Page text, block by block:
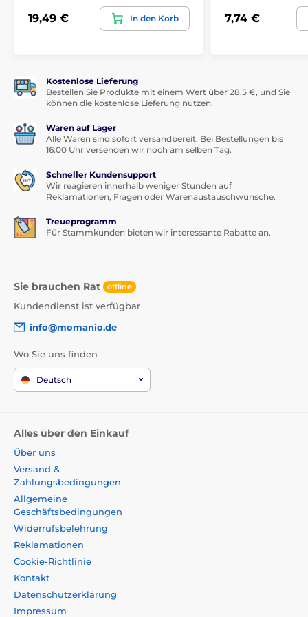
Rutschfeste Elemente für maximale Stabilität
Faltbares Design ideal für Reisen
Ideale Verwendung
Home Office
Firmenbüros
Studienumgebung
Reisen und Geschäftsreisen
Technische Parameter
Material: Aluminiumlegierung + ABS
Abmessungen der Basis: 31 × 26 cm
Höhe im zusammengeklappten Zustand: 5,8 cm
Tragkraft: bis zu 10 kg
Kabelloses Laden für Smartphone: bis zu 15 W
Laden für Smartwatch: bis zu 3 W
USB-C Ausgang für Notebook: bis zu 30 W
Farbe: Silber
Das Produkt ist in Kategorien eingeteilt
19,49 € In den Korb 7,74 €
Kostenlose Lieferung
Bestellen Sie Produkte mit einem Wert über 28,5 €, und Sie
können die kostenlose Lieferung nutzen.
Waren auf Lager
Alle Waren sind sofort versandbereit. Bei Bestellungen bis
16:00 Uhr versenden wir noch am selben Tag.
Schneller Kundensupport
Wir reagieren innerhalb weniger Stunden auf
Reklamationen, Fragen oder Warenaustauschwünsche.
Treueprogramm
Für Stammkunden bieten wir interessante Rabatte an.
Sie brauchen Rat offline
Kundendienst ist verfügbar
info@momanio.de
Wo Sie uns finden
Deutsch
Alles über den Einkauf
Über uns
Versand &
Zahlungsbedingungen
Allgemeine
Geschäftsbedingungen
Widerrufsbelehrung
Reklamationen
Cookie-Richtlinie
Kontakt
Datenschutzerklärung
Impressum